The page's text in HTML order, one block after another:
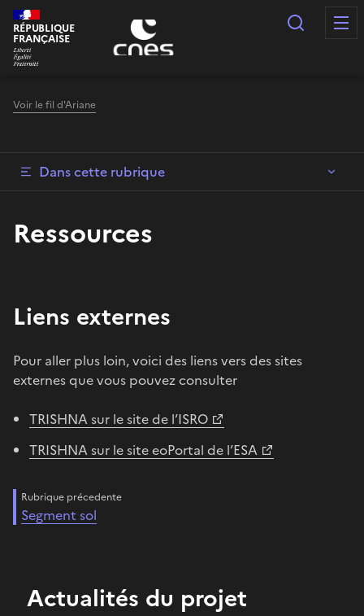
Panneau de gestion des cookies
RÉPUBLIQUE
FRANÇAISE
Voir le fil d'Ariane
Dans cette rubrique
Ressources
Liens externes
Pour aller plus loin, voici des liens vers des sites
externes que vous pouvez consulter
TRISHNA sur le site de l’ISRO
TRISHNA sur le site eoPortal de l’ESA
Rubrique précedente
Segment sol
Actualités du projet